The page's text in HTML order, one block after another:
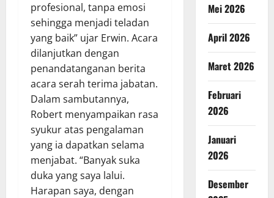
profesional, tanpa emosi
sehingga menjadi teladan
yang baik” ujar Erwin. Acara
dilanjutkan dengan
penandatanganan berita
acara serah terima jabatan.
Dalam sambutannya,
Robert menyampaikan rasa
syukur atas pengalaman
yang ia dapatkan selama
menjabat. “Banyak suka
duka yang saya lalui.
Harapan saya, dengan
Mei 2026
April 2026
Maret 2026
Februari
2026
Januari
2026
Desember